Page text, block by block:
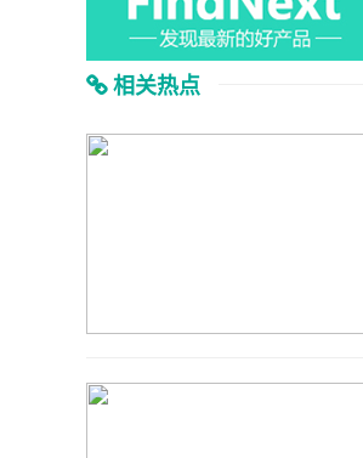
相关热点